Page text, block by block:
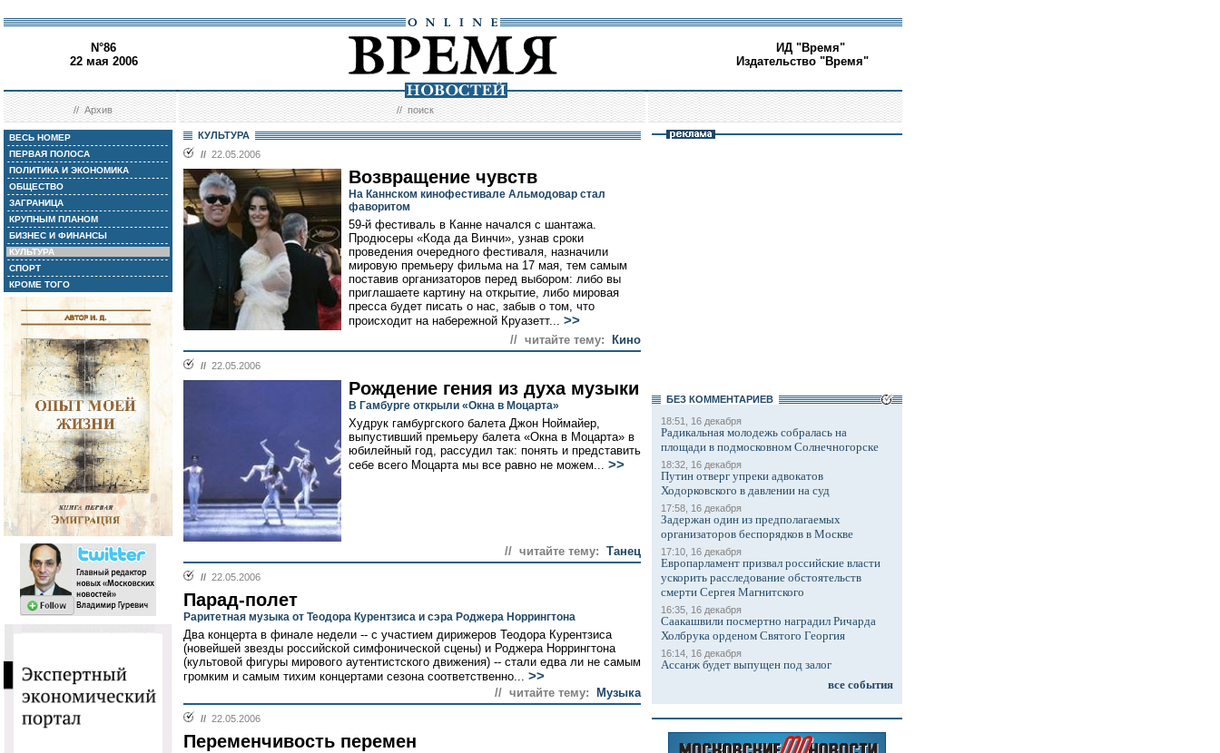
N°86
22 мая 2006
ИД "Время"
Издательство "Время"
//Архив //поиск
ВЕСЬ НОМЕР
ПЕРВАЯ ПОЛОСА
ПОЛИТИКА И ЭКОНОМИКА
ОБЩЕСТВО
ЗАГРАНИЦА
КРУПНЫМ ПЛАНОМ
БИЗНЕС И ФИНАНСЫ
КУЛЬТУРА
СПОРТ
КРОМЕ ТОГО
КУЛЬТУРА
// 22.05.2006
Возвращение чувств
На Каннском кинофестивале Альмодовар стал
фаворитом
59-й фестиваль в Канне начался с шантажа.
Продюсеры «Кода да Винчи», узнав сроки
проведения очередного фестиваля, назначили
мировую премьеру фильма на 17 мая, тем самым
поставив организаторов перед выбором: либо вы
приглашаете картину на открытие, либо мировая
пресса будет писать о нас, забыв о том, что
происходит на набережной Круазетт... >>
// читайте тему: Кино
// 22.05.2006
Рождение гения из духа музыки
В Гамбурге открыли «Окна в Моцарта»
Худрук гамбургского балета Джон Ноймайер,
выпустивший премьеру балета «Окна в Моцарта» в
юбилейный год, рассудил так: понять и представить
себе всего Моцарта мы все равно не можем... >>
// читайте тему: Танец
// 22.05.2006
Парад-полет
Раритетная музыка от Теодора Курентзиса и сэра Роджера Норрингтона
Два концерта в финале недели -- с участием дирижеров Теодора Курентзиса
(новейшей звезды российской симфонической сцены) и Роджера Норрингтона
(культовой фигуры мирового аутентистского движения) -- стали едва ли не самым
громким и самым тихим концертами сезона соответственно... >>
// читайте тему: Музыка
// 22.05.2006
Переменчивость перемен
БЕЗ КОМMЕНТАРИЕВ
18:51, 16 декабря
Радикальная молодежь собралась на
площади в подмосковном Солнечногорске
18:32, 16 декабря
Путин отверг упреки адвокатов
Ходорковского в давлении на суд
17:58, 16 декабря
Задержан один из предполагаемых
организаторов беспорядков в Москве
17:10, 16 декабря
Европарламент призвал российские власти
ускорить расследование обстоятельств
смерти Сергея Магнитского
16:35, 16 декабря
Саакашвили посмертно наградил Ричарда
Холбрука орденом Святого Георгия
16:14, 16 декабря
Ассанж будет выпущен под залог
все события